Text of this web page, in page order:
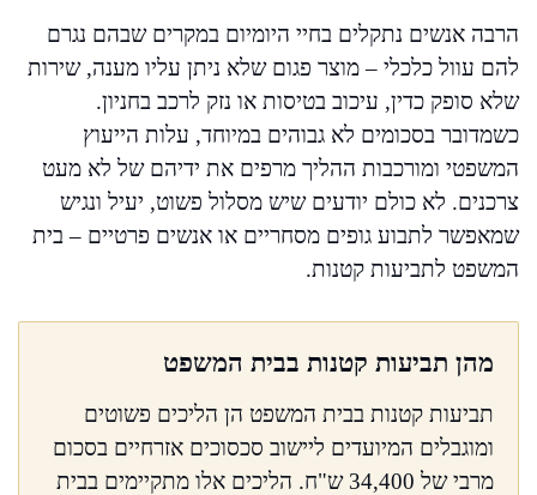
הרבה אנשים נתקלים בחיי היומיום במקרים שבהם נגרם
להם עוול כלכלי – מוצר פגום שלא ניתן עליו מענה, שירות
שלא סופק כדין, עיכוב בטיסות או נזק לרכב בחניון.
כשמדובר בסכומים לא גבוהים במיוחד, עלות הייעוץ
המשפטי ומורכבות ההליך מרפים את ידיהם של לא מעט
צרכנים. לא כולם יודעים שיש מסלול פשוט, יעיל ונגיש
שמאפשר לתבוע גופים מסחריים או אנשים פרטיים – בית
המשפט לתביעות קטנות.
מהן תביעות קטנות בבית המשפט
תביעות קטנות בבית המשפט הן הליכים פשוטים
ומוגבלים המיועדים ליישוב סכסוכים אזרחיים בסכום
מרבי של 34,400 ש"ח. הליכים אלו מתקיימים בבית